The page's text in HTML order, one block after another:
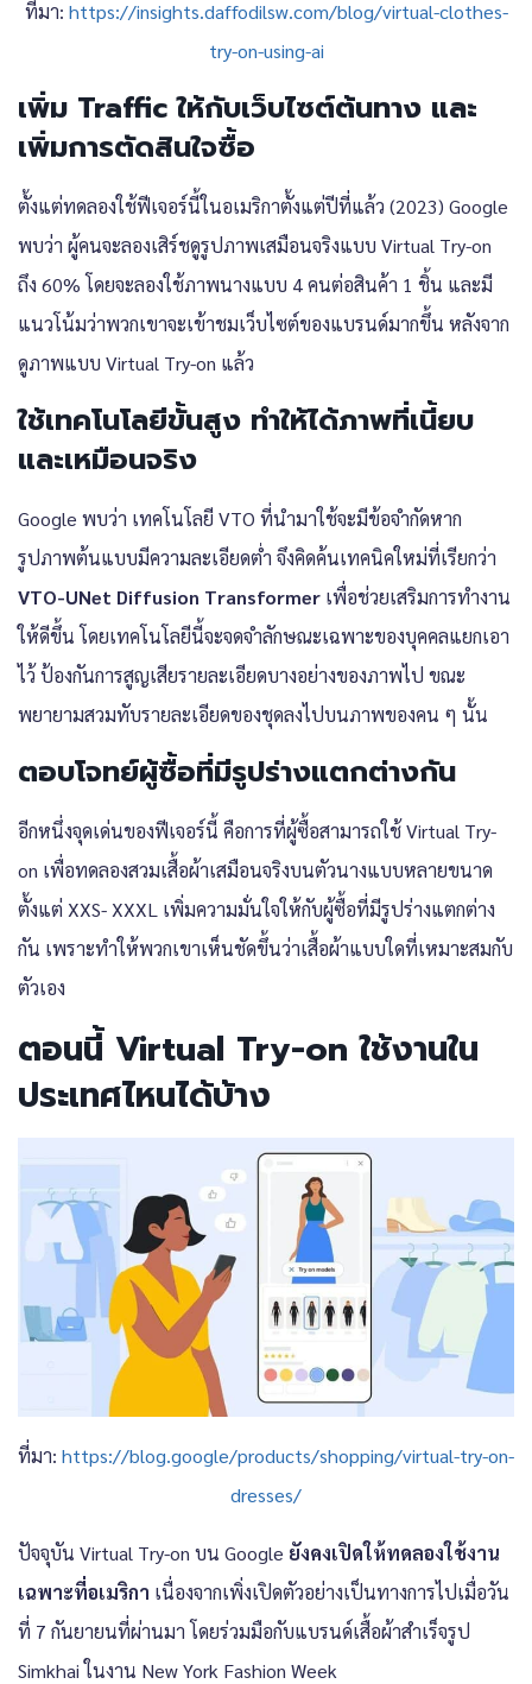
ที่มา: https://insights.daffodilsw.com/blog/virtual-clothes-
try-on-using-ai
เพิ่ม Traffic ให้กับเว็บไซต์ต้นทาง และ
เพิ่มการตัดสินใจซื้อ
ตั้งแต่ทดลองใช้ฟีเจอร์นี้ในอเมริกาตั้งแต่ปีที่แล้ว (2023) Google
พบว่า ผู้คนจะลองเสิร์ชดูรูปภาพเสมือนจริงแบบ Virtual Try-on
ถึง 60% โดยจะลองใช้ภาพนางแบบ 4 คนต่อสินค้า 1 ชิ้น และมี
แนวโน้มว่าพวกเขาจะเข้าชมเว็บไซต์ของแบรนด์มากขึ้น หลังจาก
ดูภาพแบบ Virtual Try-on แล้ว
ใช้เทคโนโลยีขั้นสูง ทำให้ได้ภาพที่เนี้ยบ
และเหมือนจริง
Google พบว่า เทคโนโลยี VTO ที่นำมาใช้จะมีข้อจำกัดหาก
รูปภาพต้นแบบมีความละเอียดต่ำ จึงคิดค้นเทคนิคใหม่ที่เรียกว่า
VTO-UNet Diffusion Transformer เพื่อช่วยเสริมการทำงาน
ให้ดีขึ้น โดยเทคโนโลยีนี้จะจดจำลักษณะเฉพาะของบุคคลแยกเอา
ไว้ ป้องกันการสูญเสียรายละเอียดบางอย่างของภาพไป ขณะ
พยายามสวมทับรายละเอียดของชุดลงไปบนภาพของคน ๆ นั้น
ตอบโจทย์ผู้ซื้อที่มีรูปร่างแตกต่างกัน
อีกหนึ่งจุดเด่นของฟีเจอร์นี้ คือการที่ผู้ซื้อสามารถใช้ Virtual Try-
on เพื่อทดลองสวมเสื้อผ้าเสมือนจริงบนตัวนางแบบหลายขนาด
ตั้งแต่ XXS- XXXL เพิ่มความมั่นใจให้กับผู้ซื้อที่มีรูปร่างแตกต่าง
กัน เพราะทำให้พวกเขาเห็นชัดขึ้นว่าเสื้อผ้าแบบใดที่เหมาะสมกับ
ตัวเอง
ตอนนี้ Virtual Try-on ใช้งานใน
ประเทศไหนได้บ้าง
ที่มา: https://blog.google/products/shopping/virtual-try-on-
dresses/
ปัจจุบัน Virtual Try-on บน Google ยังคงเปิดให้ทดลองใช้งาน
เฉพาะที่อเมริกา เนื่องจากเพิ่งเปิดตัวอย่างเป็นทางการไปเมื่อวัน
ที่ 7 กันยายนที่ผ่านมา โดยร่วมมือกับแบรนด์เสื้อผ้าสำเร็จรูป
Simkhai ในงาน New York Fashion Week